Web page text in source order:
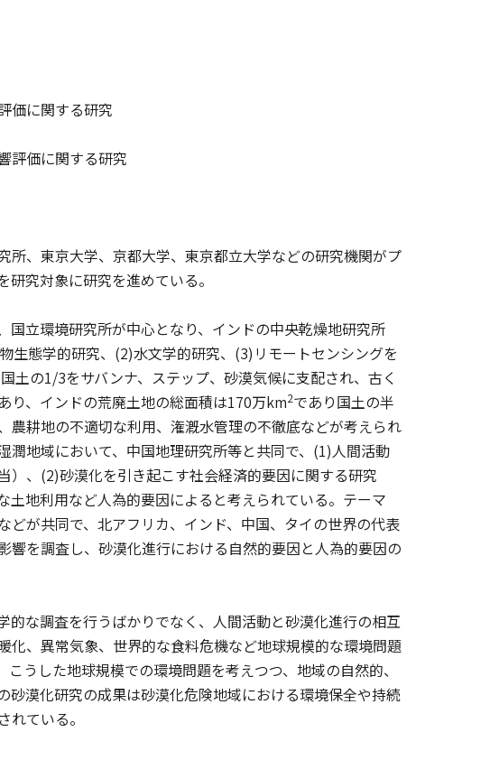
価に関する研究
評価に関する研究
、東京大学、京都大学、東京都立大学などの研究機関がプ
究対象に研究を進めている。
立環境研究所が中心となり、インドの中央乾燥地研究所
生態学的研究、(2)水文学的研究、(3)リモートセンシングを
土の1/3をサバンナ、ステップ、砂漠気候に支配され、古く
り、インドの荒廃土地の総面積は170万km2であり国土の半
耕地の不適切な利用、潅漑水管理の不徹底などが考えられ
地域において、中国地理研究所等と共同で、(1)人間活動
、(2)砂漠化を引き起こす社会経済的要因に関する研究
土地利用など人為的要因によると考えられている。テーマ
どが共同で、北アフリカ、インド、中国、タイの世界の代表
を調査し、砂漠化進行における自然的要因と人為的要因の
な調査を行うばかりでなく、人間活動と砂漠化進行の相互
、異常気象、世界的な食料危機など地球規模的な環境問題
うした地球規模での環境問題を考えつつ、地域の自然的、
漠化研究の成果は砂漠化危険地域における環境保全や持続
ている。